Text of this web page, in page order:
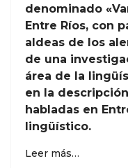
denominado
Entre Ríos, con
aldeas de los
de una
área de la
en la
habladas en
lingüístico.
Leer más…